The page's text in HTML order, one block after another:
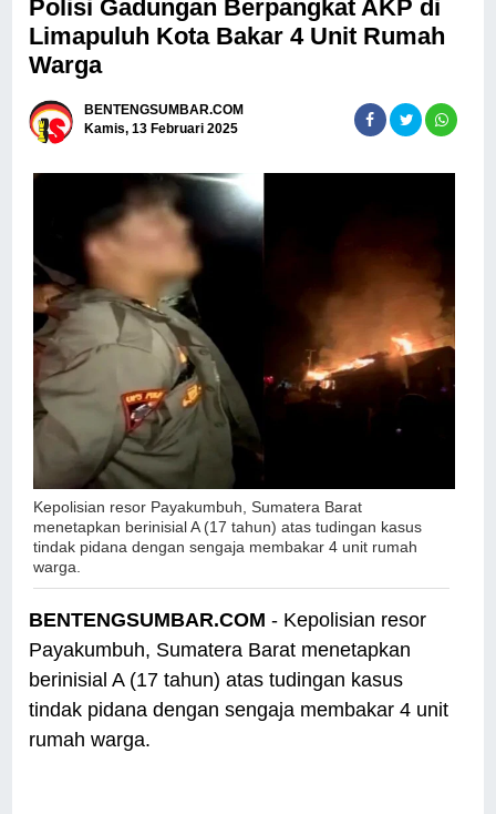
Polisi Gadungan Berpangkat AKP di
Limapuluh Kota Bakar 4 Unit Rumah
Warga
BENTENGSUMBAR.COM
Kamis, 13 Februari 2025
Kepolisian resor Payakumbuh, Sumatera Barat
menetapkan berinisial A (17 tahun) atas tudingan kasus
tindak pidana dengan sengaja membakar 4 unit rumah
warga.
BENTENGSUMBAR.COM - Kepolisian resor
Payakumbuh, Sumatera Barat menetapkan
berinisial A (17 tahun) atas tudingan kasus
tindak pidana dengan sengaja membakar 4 unit
rumah warga.